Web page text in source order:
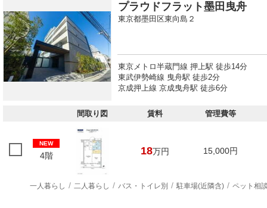
プラウドフラット墨田曳舟
東京都墨田区東向島２
東京メトロ半蔵門線 押上駅 徒歩14分
東武伊勢崎線 曳舟駅 徒歩2分
京成押上線 京成曳舟駅 徒歩6分
間取り図 賃料 管理費等
NEW
4階 18万円 15,000円
一人暮らし 二人暮らし バス・トイレ別 駐車場(近隣含) ペット相